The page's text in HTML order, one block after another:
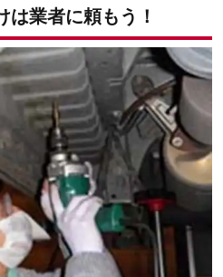
は業者に頼もう！